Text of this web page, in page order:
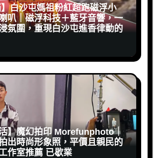
白沙屯媽祖粉紅超跑磁浮小
叭｜磁浮科技＋藍牙音響，一
氛圍，重現白沙屯進香律動的
】魔幻拍印 Morefunphoto｜
出時尚形象照，平價且親民的
作室推薦 已歇業